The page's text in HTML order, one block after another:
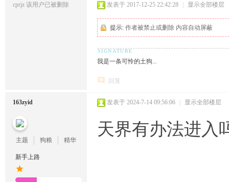
cprjz 该用户已被删除 发表于 2017-12-25 22:42:28 | 显示全部楼层
提示: 作者被禁止或删除 内容自动屏蔽
我是一条可怜的土狗...
回复
163zyid
主题 狗粮 精华
新手上路
发表于 2024-7-14 09:56:06 | 显示全部楼层
天界有办法进入